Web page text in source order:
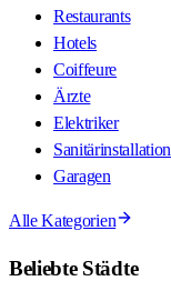
Restaurants
Hotels
Coiffeure
Ärzte
Elektriker
Sanitärinstallation
Garagen
Alle Kategorien
Beliebte Städte